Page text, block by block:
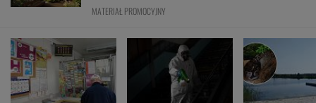
MATERIAŁ PROMOCYJNY